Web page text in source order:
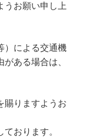
うお願い申し上
）による交通機
ある場合は、
賜りますようお
おります。